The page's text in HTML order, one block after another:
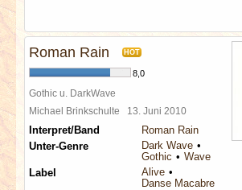
Roman Rain HOT
8,0
Gothic u. DarkWave
Michael Brinkschulte 13. Juni 2010
Interpret/Band
Roman Rain
Unter-Genre
Dark Wave
Gothic
Wave
Label
Alive
Danse Macabre